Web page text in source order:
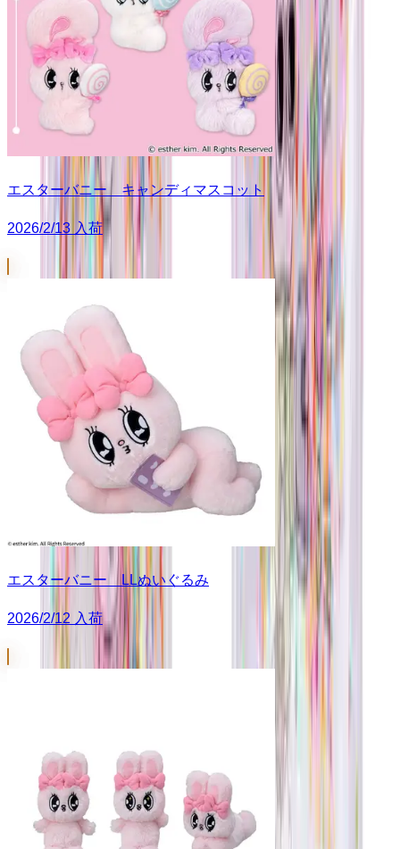
エスターバニー キャンディマスコット
2026/2/13 入荷
エスターバニー LLぬいぐるみ
2026/2/12 入荷